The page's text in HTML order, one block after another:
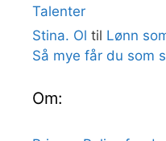
Talenter
Stina. Ol til Lønn
Så mye får du som
Om: